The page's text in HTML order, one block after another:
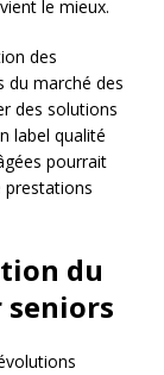
le mieux.
des
du marché des
des solutions
label qualité
pourrait
prestations
du